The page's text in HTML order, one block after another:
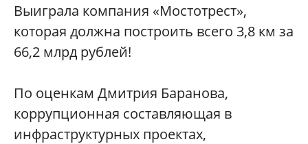
Выиграла компания «Мостотрест»,
которая должна построить всего 3,8 км за
66,2 млрд рублей!
По оценкам Дмитрия Баранова,
коррупционная составляющая в
инфраструктурных проектах,